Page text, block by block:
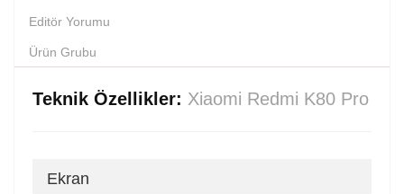
Editör Yorumu
Ürün Grubu
Teknik Özellikler: Xiaomi Redmi K80 Pro
Ekran